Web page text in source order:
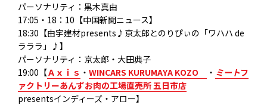
パーソナリティ：黒木真由
17:05・18：10【中国新聞ニュース】
18:30【由宇建材presents♪京太郎とのりぴぃの「ワハハ de
ラララ」♪】
パーソナリティ：京太郎・大田典子
19:00【Ａｘｉｓ ・ WINCARS KURUMAYA KOZO ・ ミートフ
ァクトリーあんずお肉の工場直売所 五日市店
presentsインディーズ・アロー】